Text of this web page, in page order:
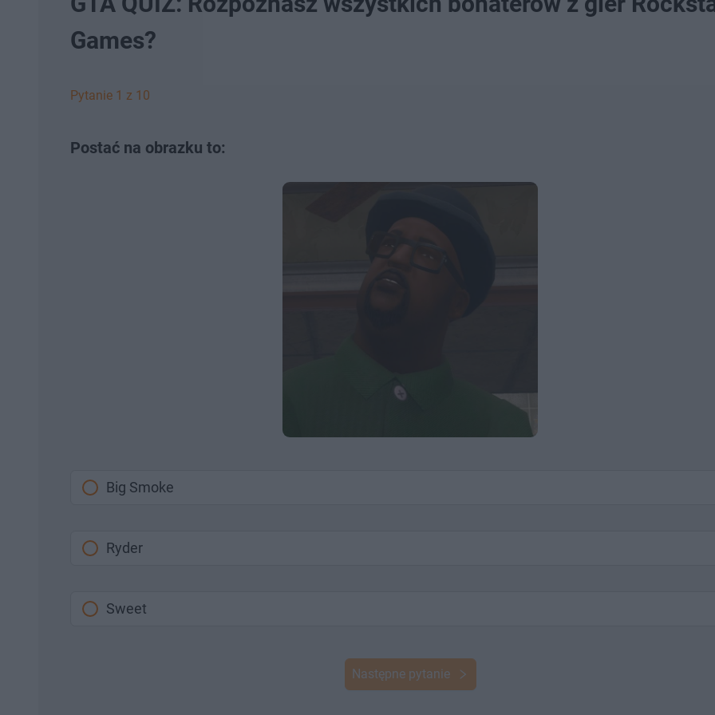
Games?
Pytanie 1 z 10
Postać na obrazku to:
Big Smoke
Ryder
Sweet
Następne pytanie